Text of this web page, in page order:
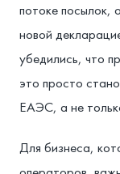
потоке посылок,
новой
убедились, что
это просто
ЕАЭС, а не
Для бизнеса,